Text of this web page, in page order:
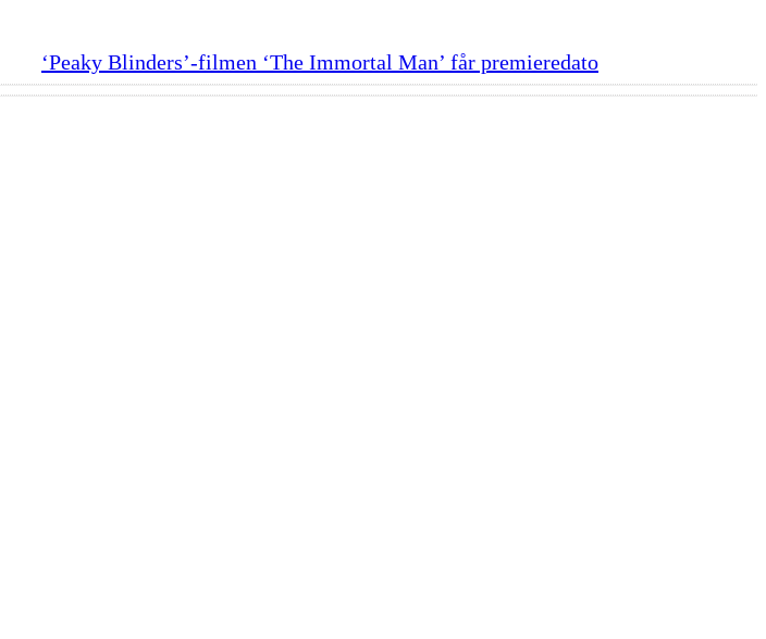
‘Peaky Blinders’-filmen ‘The Immortal Man’ får premieredato